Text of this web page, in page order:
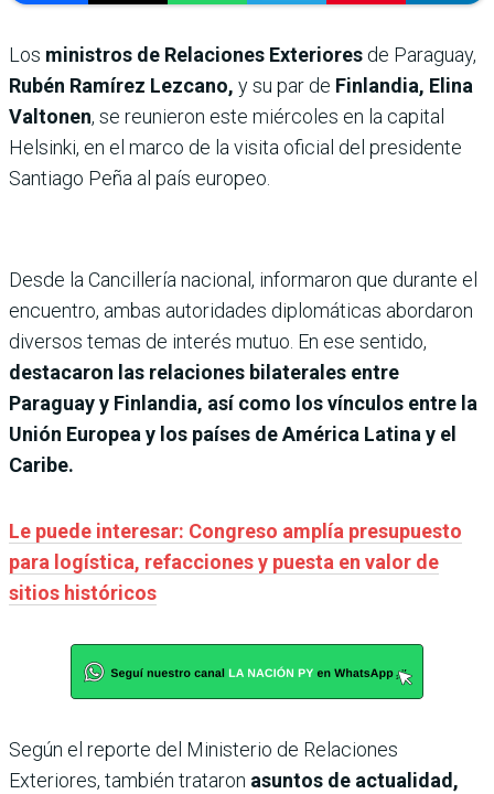
Los ministros de Relaciones Exteriores de Paraguay,
Rubén Ramírez Lezcano, y su par de Finlandia, Elina
Valtonen, se reunieron este miércoles en la capital
Helsinki, en el marco de la visita oficial del presidente
Santiago Peña al país europeo.
Desde la Cancillería nacional, informaron que durante el
encuentro, ambas autoridades diplomáticas abordaron
diversos temas de interés mutuo. En ese sentido,
destacaron las relaciones bilaterales entre
Paraguay y Finlandia, así como los vínculos entre la
Unión Europea y los países de América Latina y el
Caribe.
Le puede interesar: Congreso amplía presupuesto
para logística, refacciones y puesta en valor de
sitios históricos
Según el reporte del Ministerio de Relaciones
Exteriores, también trataron asuntos de actualidad,